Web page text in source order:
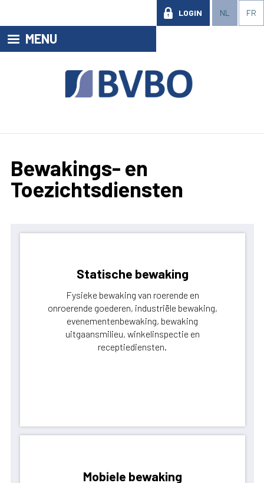
NL FR
LOGIN
MENU
Bewakings- en
Toezichtsdiensten
Statische bewaking
Fysieke bewaking van roerende en
onroerende goederen, industriële bewaking,
evenementenbewaking, bewaking
uitgaansmilieu, winkelinspectie en
receptiediensten.
Mobiele bewaking